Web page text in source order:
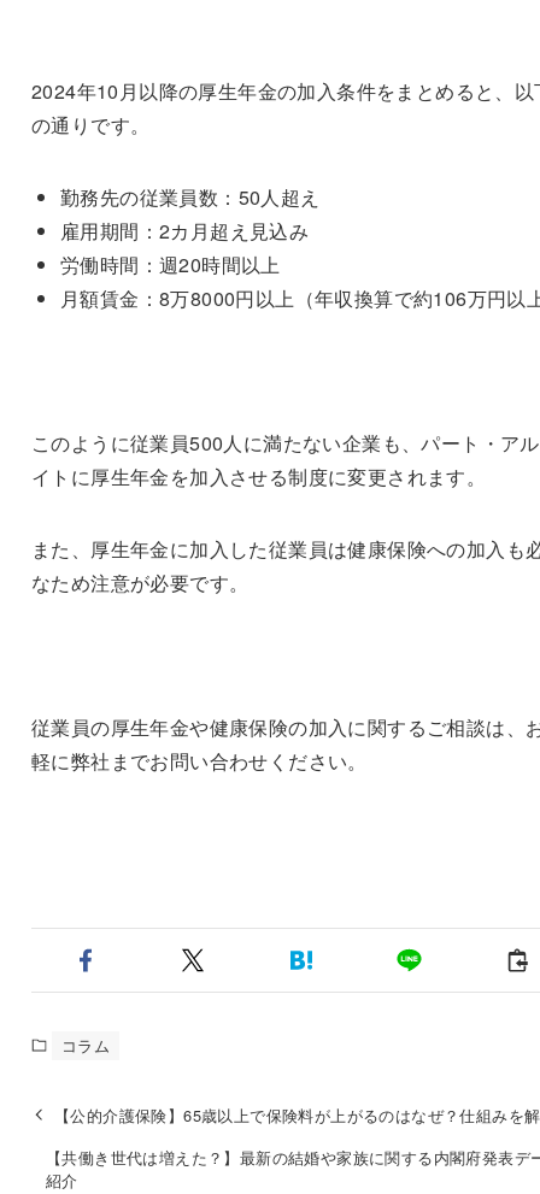
2024年10月以降の厚生年金の加入条件をまとめると、以
の通りです。
勤務先の従業員数：50人超え
雇用期間：2カ月超え見込み
労働時間：週20時間以上
月額賃金：8万8000円以上（年収換算で約106万円以
このように従業員500人に満たない企業も、パート・ア
イトに厚生年金を加入させる制度に変更されます。
また、厚生年金に加入した従業員は健康保険への加入も
なため注意が必要です。
従業員の厚生年金や健康保険の加入に関するご相談は、
軽に弊社までお問い合わせください。
コラム
【公的介護保険】65歳以上で保険料が上がるのはなぜ？仕組みを
【共働き世代は増えた？】最新の結婚や家族に関する内閣府発表デ
紹介